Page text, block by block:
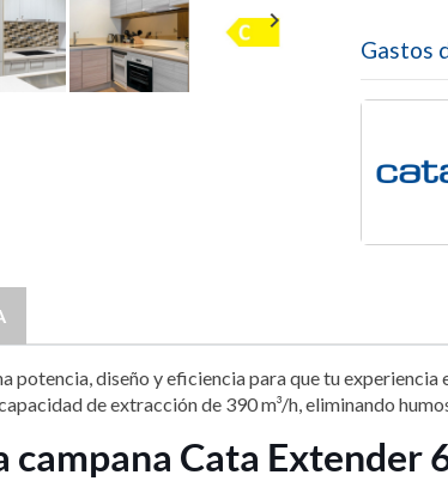

Gastos
potencia, diseño y eficiencia para que tu
de extracción de 390 m³/h, eliminando
campana Cata Extender